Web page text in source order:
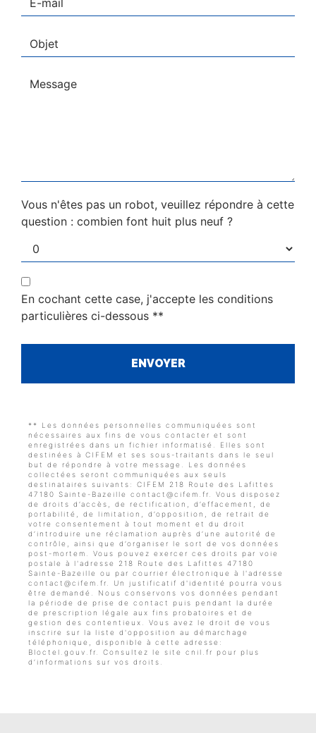
Vous n'êtes pas un robot, veuillez répondre à cette
question : combien font huit plus neuf ?
En cochant cette case, j'accepte les conditions
particulières ci-dessous **
ENVOYER
** Les données personnelles communiquées sont
nécessaires aux fins de vous contacter et sont
enregistrées dans un fichier informatisé. Elles sont
destinées à CIFEM et ses sous-traitants dans le seul
but de répondre à votre message. Les données
collectées seront communiquées aux seuls
destinataires suivants: CIFEM 218 Route des Lafittes
47180 Sainte-Bazeille contact@cifem.fr. Vous disposez
de droits d’accès, de rectification, d’effacement, de
portabilité, de limitation, d’opposition, de retrait de
votre consentement à tout moment et du droit
d’introduire une réclamation auprès d’une autorité de
contrôle, ainsi que d’organiser le sort de vos données
post-mortem. Vous pouvez exercer ces droits par voie
postale à l'adresse 218 Route des Lafittes 47180
Sainte-Bazeille ou par courrier électronique à l'adresse
contact@cifem.fr. Un justificatif d'identité pourra vous
être demandé. Nous conservons vos données pendant
la période de prise de contact puis pendant la durée
de prescription légale aux fins probatoires et de
gestion des contentieux. Vous avez le droit de vous
inscrire sur la liste d'opposition au démarchage
téléphonique, disponible à cette adresse:
Bloctel.gouv.fr . Consultez le site cnil.fr pour plus
d’informations sur vos droits.